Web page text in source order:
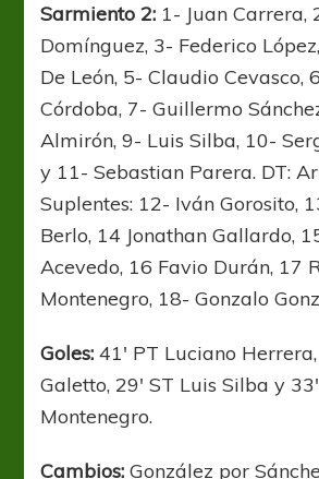
Sarmiento 2: 1- Juan Carrera,
Domínguez, 3- Federico
De León, 5- Claudio Cevasco,
Córdoba, 7- Guillermo
Almirón, 9- Luis Silba, 10-
y 11- Sebastian Parera. DT:
Suplentes: 12- Iván Gorosito,
Berlo, 14 Jonathan Gallardo,
Acevedo, 16 Favio Durán, 17
Montenegro, 18- Gonzalo
Goles: 41′ PT Luciano Herrera,
Galetto, 29′ ST Luis Silba y
Montenegro.
Cambios: González por